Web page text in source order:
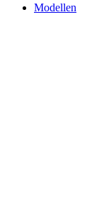
Modellen